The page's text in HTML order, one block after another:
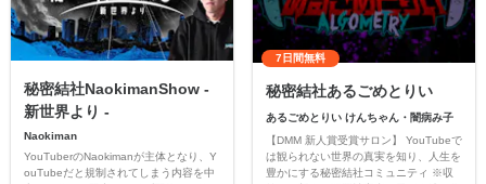
秘密結社NaokimanShow -
新世界より -
Naokiman
YouTuberのNaokimanが主体となり、Y
ouTubeだと規制されてしまう内容を中
7日間無料
秘密結社あるごめとりい
あるごめとりい けんちゃん・闇病み子
【DMM 新人賞受賞サロン】 YouTubeで
は観られない世界の真実を知り、人生を
豊かにする秘密結社コミュニティ ※収